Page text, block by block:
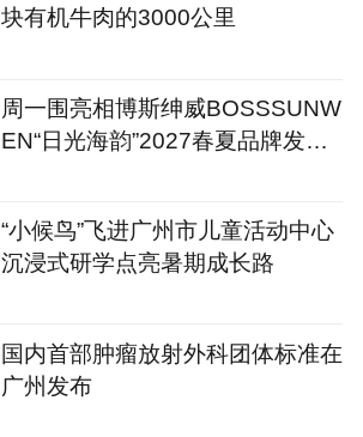
块有机牛肉的3000公里
周一围亮相博斯绅威BOSSSUNW
EN“日光海韵”2027春夏品牌发布
“小候鸟”飞进广州市儿童活动中心
沉浸式研学点亮暑期成长路
国内首部肿瘤放射外科团体标准在
广州发布